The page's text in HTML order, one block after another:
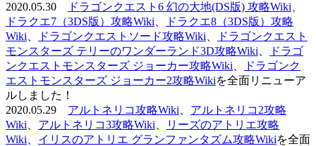
2020.05.30
ドラゴンクエスト6 幻の大地(DS版) 攻略Wiki
ドラクエ7（3DS版）攻略Wiki
ドラクエ8（3DS版）攻略
Wiki
ドラゴンクエストソード攻略Wiki
ドラゴンクエスト
モンスターズ テリーのワンダーランド3D攻略Wiki
ドラゴ
ンクエストモンスターズ ジョーカー攻略Wiki
ドラゴンク
エストモンスターズ ジョーカー2攻略Wikiを全面リニューア
ルしました！
2020.05.29 アルトネリコ攻略Wiki
アルトネリコ2攻略
Wiki
アルトネリコ3攻略Wiki
リーズのアトリエ攻略
Wiki
イリスのアトリエ グランファンタズム攻略Wikiを全面